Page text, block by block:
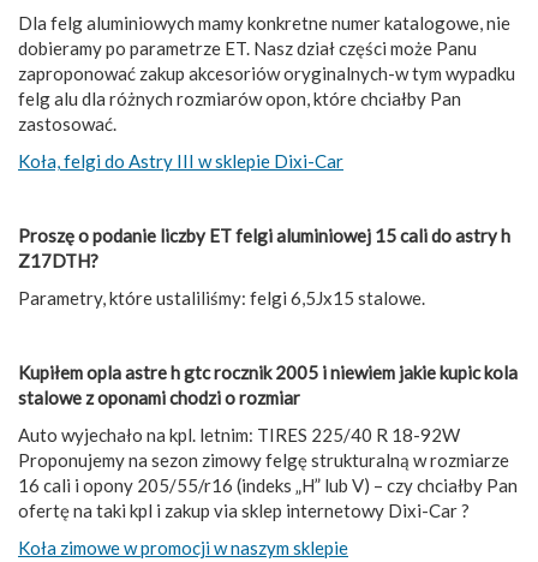
Dla felg aluminiowych mamy konkretne numer katalogowe, nie
dobieramy po parametrze ET. Nasz dział części może Panu
zaproponować zakup akcesoriów oryginalnych-w tym wypadku
felg alu dla różnych rozmiarów opon, które chciałby Pan
zastosować.
Koła, felgi do Astry III w sklepie Dixi-Car
Proszę o podanie liczby ET felgi aluminiowej 15 cali do astry h
Z17DTH?
Parametry, które ustaliliśmy: felgi 6,5Jx15 stalowe.
Kupiłem opla astre h gtc rocznik 2005 i niewiem jakie kupic kola
stalowe z oponami chodzi o rozmiar
Auto wyjechało na kpl. letnim: TIRES 225/40 R 18-92W
Proponujemy na sezon zimowy felgę strukturalną w rozmiarze
16 cali i opony 205/55/r16 (indeks „H” lub V) – czy chciałby Pan
ofertę na taki kpl i zakup via sklep internetowy Dixi-Car ?
Koła zimowe w promocji w naszym sklepie